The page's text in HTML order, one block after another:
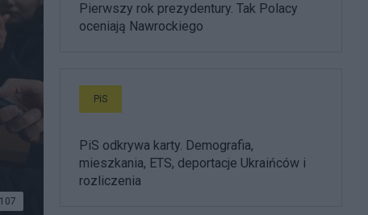
107
Pierwszy rok prezydentury. Tak Polacy
oceniają Nawrockiego
PiS
PiS odkrywa karty. Demografia,
mieszkania, ETS, deportacje Ukraińców i
rozliczenia